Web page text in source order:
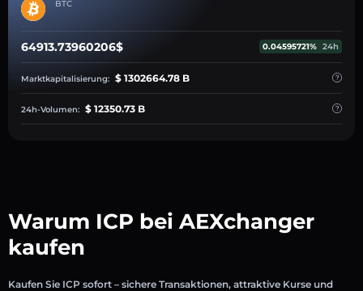
BTC
64913.73960206$ 0.04595721% 24h
Marktkapitalisierung: $ 1302664.78 B
24h-Volumen: $ 12350.73 B
Warum ICP bei AEXchanger
kaufen
Kaufen Sie ICP sofort – sichere Transaktionen, attraktive Kurse und